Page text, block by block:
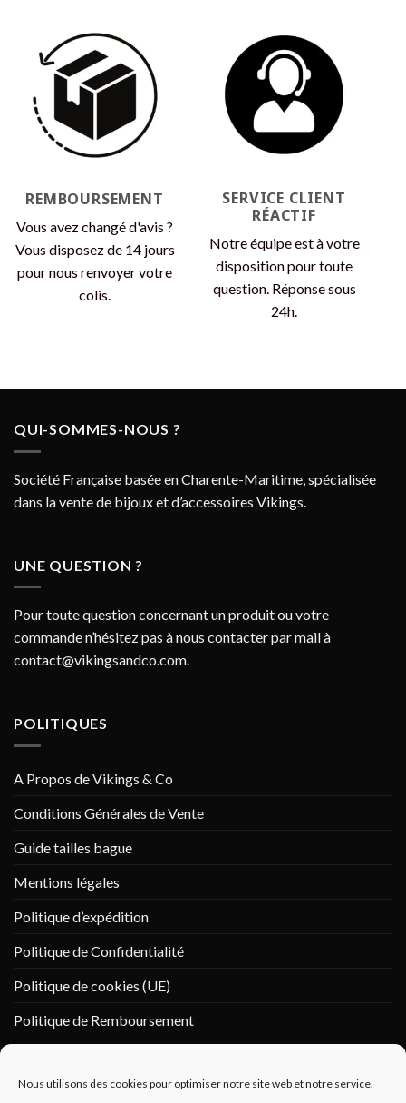
Nous utilisons des cookies pour optimiser notre site web et notre service.
REMBOURSEMENT
Vous avez changé d'avis ?
Vous disposez de 14 jours
pour nous renvoyer votre
colis.
SERVICE CLIENT
RÉACTIF
Notre équipe est à votre
disposition pour toute
question. Réponse sous
24h.
QUI-SOMMES-NOUS ?
Société Française basée en Charente-Maritime, spécialisée
dans la vente de bijoux et d’accessoires Vikings.
UNE QUESTION ?
Pour toute question concernant un produit ou votre
commande n’hésitez pas à nous contacter par mail à
contact@vikingsandco.com.
POLITIQUES
A Propos de Vikings & Co
Conditions Générales de Vente
Guide tailles bague
Mentions légales
Politique d’expédition
Politique de Confidentialité
Politique de cookies (UE)
Politique de Remboursement